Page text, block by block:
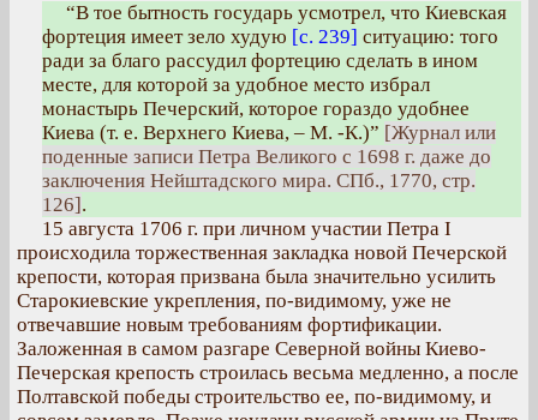
“В тое бытность государь усмотрел, что Киевская
фортеция имеет зело худую [с. 239] ситуацию: того
ради за благо рассудил фортецию сделать в ином
месте, для которой за удобное место избрал
монастырь Печерский, которое гораздо удобнее
Киева (т. е. Верхнего Киева, – М. -К.)” [Журнал или
поденные записи Петра Великого с 1698 г. даже до
заключения Нейштадского мира. СПб., 1770, стр.
126].
15 августа 1706 г. при личном участии Петра I
происходила торжественная закладка новой Печерской
крепости, которая призвана была значительно усилить
Старокиевские укрепления, по-видимому, уже не
отвечавшие новым требованиям фортификации.
Заложенная в самом разгаре Северной войны Киево-
Печерская крепость строилась весьма медленно, а после
Полтавской победы строительство ее, по-видимому, и